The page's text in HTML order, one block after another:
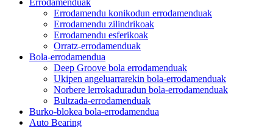
Errodamenduak
Errodamendu konikodun errodamenduak
Errodamendu zilindrikoak
Errodamendu esferikoak
Orratz-errodamenduak
Bola-errodamendua
Deep Groove bola errodamenduak
Ukipen angeluarrarekin bola-errodamenduak
Norbere lerrokaduradun bola-errodamenduak
Bultzada-errodamenduak
Burko-blokea bola-errodamendua
Auto Bearing